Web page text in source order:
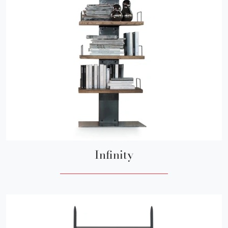
Infinity